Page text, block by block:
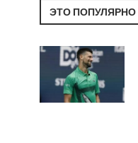
ЭТО ПОПУЛЯРНО